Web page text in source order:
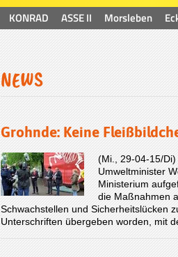
KONRAD ASSE II Morsleben
NEWS
Grohnde: Keine
(Mi., 29-04-15/
Umweltminister
Ministerium
die Maßnahmen
Schwachstellen und Sicher­heitslücken
Unterschriften übergeben worden, mit